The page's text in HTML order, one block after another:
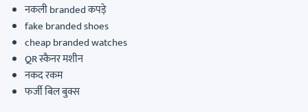
नकली branded कपड़े
fake branded shoes
cheap branded watches
QR स्कैनर मशीन
नकद रकम
फर्जी बिल बुक्स